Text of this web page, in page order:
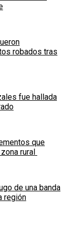
robados tras
fue hallada
que
rural
de una banda
región